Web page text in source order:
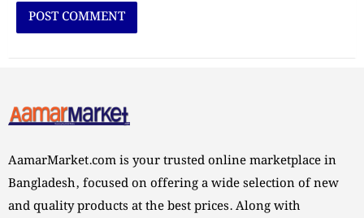
AamarMarket.com is your trusted online marketplace in
Bangladesh, focused on offering a wide selection of new
and quality products at the best prices. Along with